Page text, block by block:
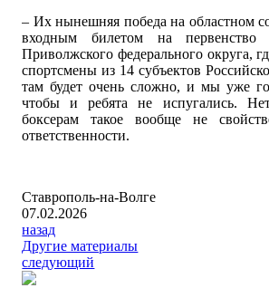
– Их нынешняя победа на областном
входным билетом на
Приволжского федерального округа,
спортсмены из 14 субъектов
там будет очень сложно, и мы уже
чтобы и ребята не испугались.
боксерам такое вообще не
ответственности.
Ставрополь-на-Волге
07.02.2026
назад
Другие материалы
следующий